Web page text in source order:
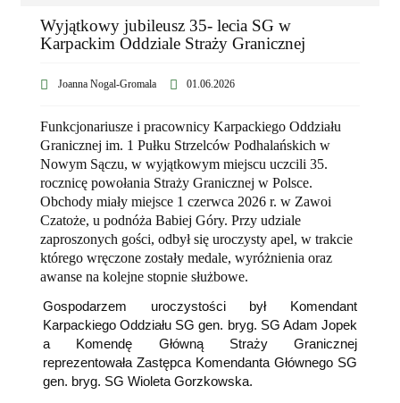
Wyjątkowy jubileusz 35- lecia SG w
Karpackim Oddziale Straży Granicznej
Joanna Nogal-Gromala 01.06.2026
Funkcjonariusze i pracownicy Karpackiego Oddziału
Granicznej im. 1 Pułku Strzelców Podhalańskich w
Nowym Sączu, w wyjątkowym miejscu uczcili 35.
rocznicę powołania Straży Granicznej w Polsce.
Obchody miały miejsce 1 czerwca 2026 r. w Zawoi
Czatoże, u podnóża Babiej Góry. Przy udziale
zaproszonych gości, odbył się uroczysty apel, w trakcie
którego wręczone zostały medale, wyróżnienia oraz
awanse na kolejne stopnie służbowe.
Gospodarzem uroczystości był Komendant
Karpackiego Oddziału SG gen. bryg. SG Adam Jopek
a Komendę Główną Straży Granicznej
reprezentowała Zastępca Komendanta Głównego SG
gen. bryg. SG Wioleta Gorzkowska.